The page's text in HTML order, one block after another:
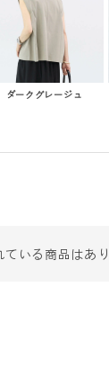
ダークグレージュ
いる商品はあり